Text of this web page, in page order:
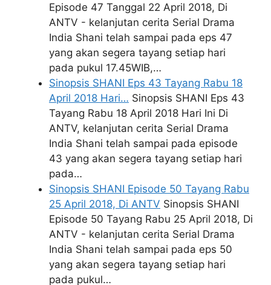
Episode 47 Tanggal 22 April 2018, Di
ANTV - kelanjutan cerita Serial Drama
India Shani telah sampai pada eps 47
yang akan segera tayang setiap hari
pada pukul 17.45WIB,…
Sinopsis SHANI Eps 43 Tayang Rabu 18
April 2018 Hari… Sinopsis SHANI Eps 43
Tayang Rabu 18 April 2018 Hari Ini Di
ANTV, kelanjutan cerita Serial Drama
India Shani telah sampai pada episode
43 yang akan segera tayang setiap hari
pada…
Sinopsis SHANI Episode 50 Tayang Rabu
25 April 2018, Di ANTV Sinopsis SHANI
Episode 50 Tayang Rabu 25 April 2018, Di
ANTV - kelanjutan cerita Serial Drama
India Shani telah sampai pada eps 50
yang akan segera tayang setiap hari
pada pukul…